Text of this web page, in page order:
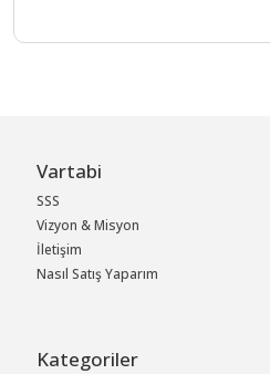
Vartabi
SSS
Vizyon & Misyon
İletişim
Nasıl Satış Yaparım
Kategoriler